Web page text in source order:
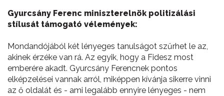
Gyurcsány Ferenc miniszterelnök politizálási
stílusát támogató vélemények:
Mondandójából két lényeges tanulságot szűrhet le az,
akinek érzéke van rá. Az egyik, hogy a Fidesz most
emberére akadt. Gyurcsány Ferencnek pontos
elképzelései vannak arról, miképpen kívánja sikerre vinni
az ő oldalát és - ami legalább ennyire lényeges - nem